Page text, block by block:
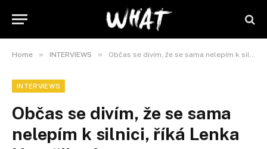
Home » INTERVIEWS » Občas se divím, že se sama nelepím k silnici, říká Lenka Netušilová
INTERVIEWS
Občas se divím, že se sama
nelepím k silnici, říká Lenka